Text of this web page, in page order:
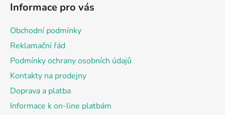
Informace pro vás
Obchodní podmínky
Reklamační řád
Podmínky ochrany osobních údajů
Kontakty na prodejny
Doprava a platba
Informace k on-line platbám